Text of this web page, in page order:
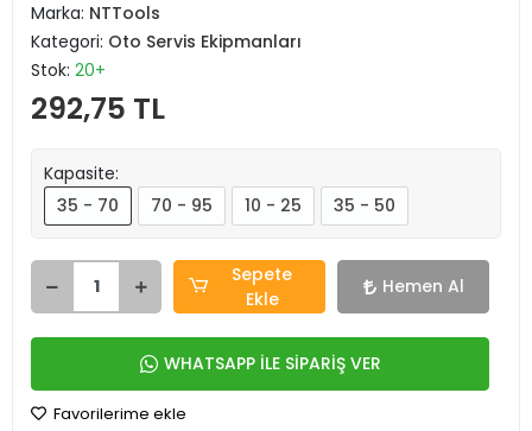
Marka: NTTools
Kategori: Oto Servis Ekipmanları
Stok: 20+
292,75 TL
Kapasite:
35 - 70
70 - 95 10 - 25 35 - 50
Sepete
Ekle
Hemen Al
WHATSAPP İLE SİPARİŞ VER
Favorilerime ekle